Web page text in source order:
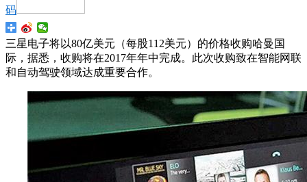
码
三星电子将以80亿美元（每股112美元）的价格收购哈曼国
际，据悉，收购将在2017年年中完成。此次收购致在智能网联
和自动驾驶领域达成重要合作。